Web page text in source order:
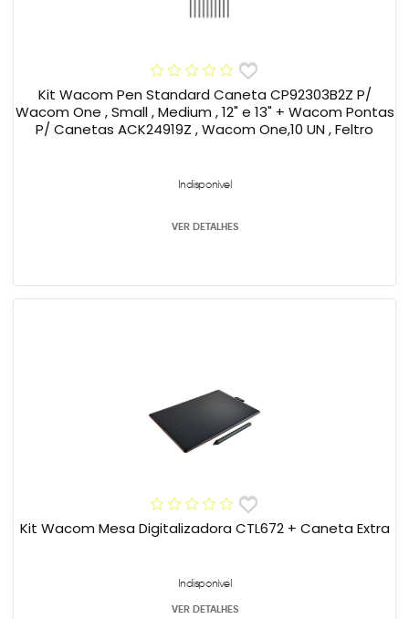
Kit Wacom Pen Standard Caneta CP92303B2Z P/
Wacom One , Small , Medium , 12" e 13" + Wacom Pontas
P/ Canetas ACK24919Z , Wacom One,10 UN , Feltro
Indisponível
VER DETALHES
Kit Wacom Mesa Digitalizadora CTL672 + Caneta Extra
Indisponível
VER DETALHES